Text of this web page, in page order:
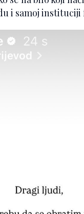
i samoj instituciji